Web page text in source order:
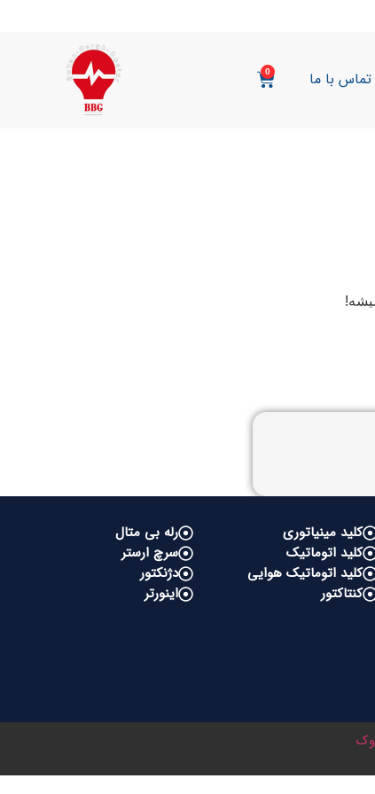
تماس با ما 0
کلید مینیاتوری
کلید اتوماتیک
کلید اتوماتیک هوایی
کنتاکتور
رله بی متال
سرچ ارستر
دژنکتور
اینورتر